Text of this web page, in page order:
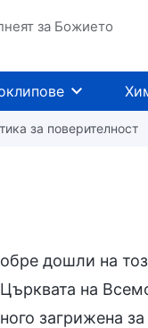
за Божието
за поверителност
дошли на
на
загрижена